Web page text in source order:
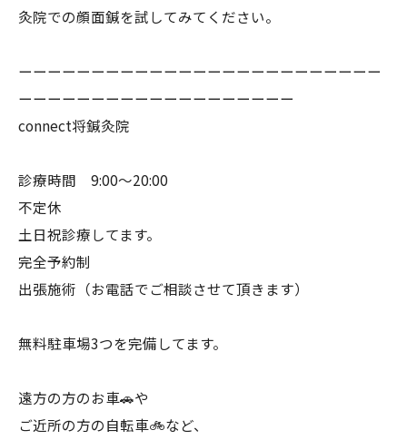
灸院での顔面鍼を試してみてください。
ーーーーーーーーーーーーーーーーーーーーーーーーー
ーーーーーーーーーーーーーーーーーーー
connect将鍼灸院
診療時間 9:00〜20:00
不定休
土日祝診療してます。
完全予約制
出張施術（お電話でご相談させて頂きます）
無料駐車場3つを完備してます。
遠方の方のお車🚗や
ご近所の方の自転車🚲など、